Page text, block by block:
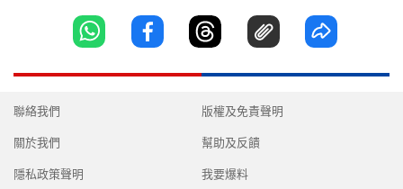
聯絡我們
關於我們
隱私政策聲明
版權及免責聲明
幫助及反饋
我要爆料